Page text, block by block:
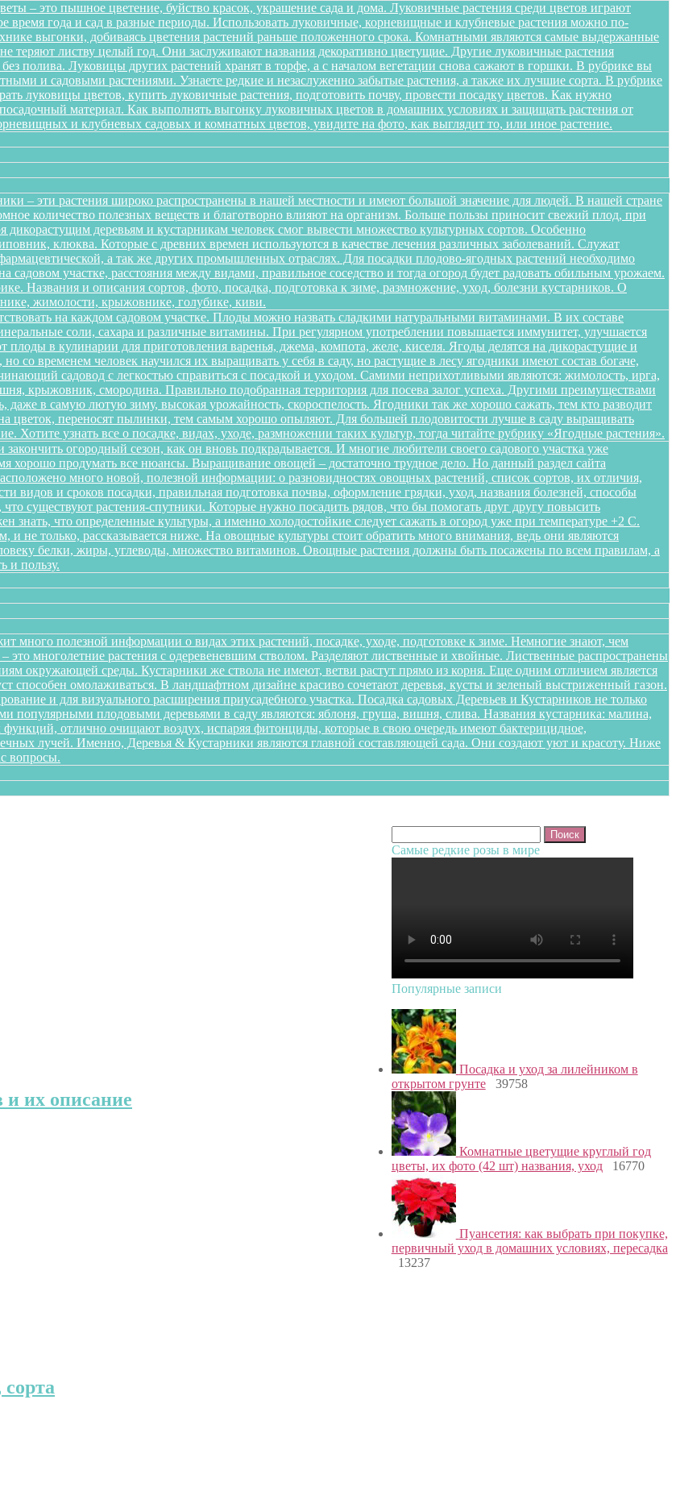
– это пышное цветение, буйство красок, украшение сада и дома. Луковичные растения среди цветов играют
время года и сад в разные периоды. Использовать луковичные, корневищные и клубневые растения можно по-
выгонки, добиваясь цветения растений раньше положенного срока. Комнатными являются самые выдержанные
теряют листву целый год. Они заслуживают названия декоративно цветущие. Другие луковичные растения
полива. Луковицы других растений хранят в торфе, а с началом вегетации снова сажают в горшки. В рубрике вы
и садовыми растениями. Узнаете редкие и незаслуженно забытые растения, а также их лучшие сорта. В рубрике
луковицы цветов, купить луковичные растения, подготовить почву, провести посадку цветов. Как нужно
материал. Как выполнять выгонку луковичных цветов в домашних условиях и защищать растения от
и клубневых садовых и комнатных цветов, увидите на фото, как выглядит то, или иное растение.
– эти растения широко распространены в нашей местности и имеют большой значение для людей. В нашей стране
количество полезных веществ и благотворно влияют на организм. Больше пользы приносит свежий плод, при
дикорастущим деревьям и кустарникам человек смог вывести множество культурных сортов. Особенно
клюква. Которые с древних времен используются в качестве лечения различных заболеваний. Служат
а так же других промышленных отраслях. Для посадки плодово-ягодных растений необходимо
садовом участке, расстояния между видами, правильное соседство и тогда огород будет радовать обильным урожаем.
Названия и описания сортов, фото, посадка, подготовка к зиме, размножение, уход, болезни кустарников. О
жимолости, крыжовнике, голубике, киви.
на каждом садовом участке. Плоды можно назвать сладкими натуральными витаминами. В их составе
соли, сахара и различные витамины. При регулярном употреблении повышается иммунитет, улучшается
плоды в кулинарии для приготовления варенья, джема, компота, желе, киселя. Ягоды делятся на дикорастущие и
со временем человек научился их выращивать у себя в саду, но растущие в лесу ягодники имеют состав богаче,
садовод с легкостью справиться с посадкой и уходом. Самими неприхотливыми являются: жимолость, ирга,
крыжовник, смородина. Правильно подобранная территория для посева залог успеха. Другими преимуществами
даже в самую лютую зиму, высокая урожайность, скороспелость. Ягодники так же хорошо сажать, тем кто разводит
цветок, переносят пылинки, тем самым хорошо опыляют. Для большей плодовитости лучше в саду выращивать
Хотите узнать все о посадке, видах, уходе, размножении таких культур, тогда читайте рубрику «Ягодные растения».
огородный сезон, как он вновь подкрадывается. И многие любители своего садового участка уже
хорошо продумать все нюансы. Выращивание овощей – достаточно трудное дело. Но данный раздел сайта
много новой, полезной информации: о разновидностях овощных растений, список сортов, их отличия,
видов и сроков посадки, правильная подготовка почвы, оформление грядки, уход, названия болезней, способы
существуют растения-спутники. Которые нужно посадить рядов, что бы помогать друг другу повысить
знать, что определенные культуры, а именно холодостойкие следует сажать в огород уже при температуре +2 С.
и не только, рассказывается ниже. На овощные культуры стоит обратить много внимания, ведь они являются
белки, жиры, углеводы, множество витаминов. Овощные растения должны быть посажены по всем правилам, а
и пользу.
много полезной информации о видах этих растений, посадке, уходе, подготовке к зиме. Немногие знают, чем
это многолетние растения с одеревеневшим стволом. Разделяют лиственные и хвойные. Лиственные распространены
окружающей среды. Кустарники же ствола не имеют, ветви растут прямо из корня. Еще одним отличием является
способен омолаживаться. В ландшафтном дизайне красиво сочетают деревья, кусты и зеленый выстриженный газон.
и для визуального расширения приусадебного участка. Посадка садовых Деревьев и Кустарников не только
плодовыми деревьями в саду являются: яблоня, груша, вишня, слива. Названия кустарника: малина,
отлично очищают воздух, испаряя фитонциды, которые в свою очередь имеют бактерицидное,
лучей. Именно, Деревья & Кустарники являются главной составляющей сада. Они создают уют и красоту. Ниже
вопросы.
и их описание
Самые редкие розы в мире
Популярные записи
Посадка и уход за лилейником в
открытом грунте
39758
Комнатные цветущие круглый год
цветы, их фото (42 шт) названия, уход
16770
Пуансетия: как выбрать при покупке,
первичный уход в домашних условиях, пересадка
13237